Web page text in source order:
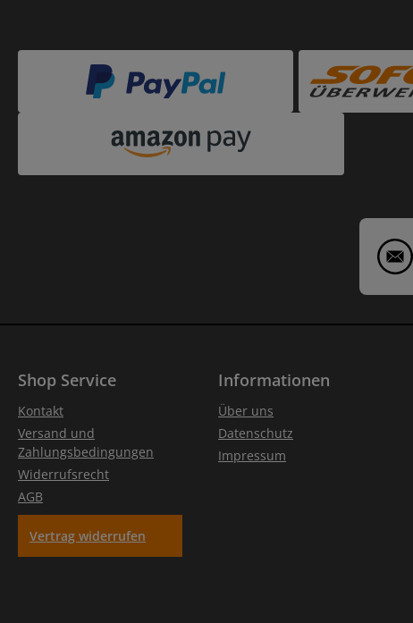
Shop Service
Kontakt
Versand und
Zahlungsbedingungen
Widerrufsrecht
AGB
Vertrag widerrufen
Informationen
Über uns
Datenschutz
Impressum